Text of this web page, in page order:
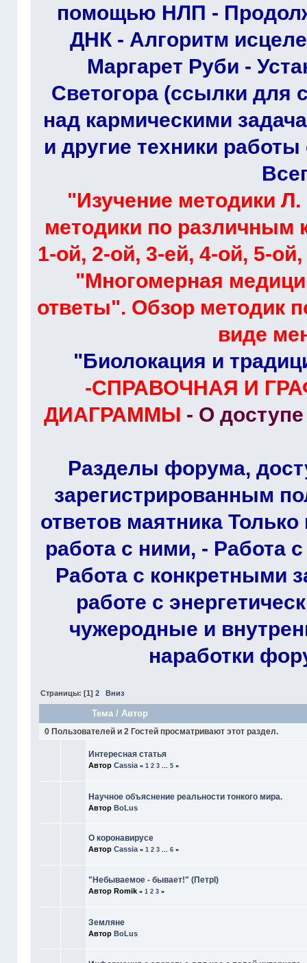
помощью НЛП -
ДНК - Алгоритм
Маргарет Руби -
Светогора (ссылки для
над кармическими
и другие техники
"Изучение методики
методики по
1-ой, 2-ой, 3-ей, 4-ой, 5-
"Многомерная
ответы". Обзор методик
виде
"Биолокация и
-СПРАВОЧНАЯ И
ДИАГРАММЫ - О
Разделы форума,
зарегистрированным
ответов маятника
работа с ними, - Работа
Работа с конкретными
работе с
чужеродные и
наработки
Страницы: [1 ] 2 Вниз
Тема/ Автор
0 Пользователей и 2 Гостей просматривают этот раздел.
Интересная статья
Автор Cassia « 1 2 3 ... 5»
Научное объяснение реальности тонкого мира.
Автор BoLus
О коронавирусе
Автор Cassia « 1 2 3 ... 6»
"Небываемое - бывает!" (ПетрI)
Автор Romik « 1 2 3»
Земляне
Автор BoLus